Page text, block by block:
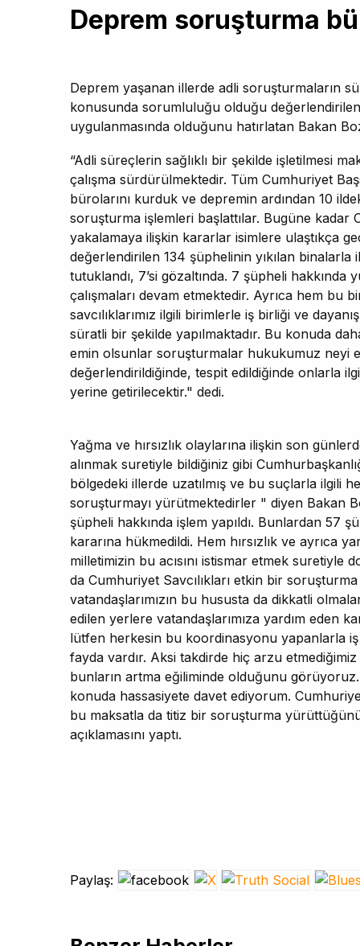
Deprem soruşturma
Deprem yaşanan illerde adli soruşturmaların
konusunda sorumluluğu olduğu
uygulanmasında olduğunu hatırlatan Bakan
“Adli süreçlerin sağlıklı bir şekilde işletilmesi
çalışma sürdürülmektedir. Tüm Cumhuriyet
bürolarını kurduk ve depremin ardından 10
soruşturma işlemleri başlattılar. Bugüne kadar
yakalamaya ilişkin kararlar isimlere ulaştıkça
değerlendirilen 134 şüphelinin yıkılan binalarla
tutuklandı, 7’si gözaltında. 7 şüpheli hakkında
çalışmaları devam etmektedir. Ayrıca hem bu
savcılıklarımız ilgili birimlerle iş birliği ve
süratli bir şekilde yapılmaktadır. Bu konuda
emin olsunlar soruşturmalar hukukumuz neyi
değerlendirildiğinde, tespit edildiğinde onlarla
yerine getirilecektir." dedi.
Yağma ve hırsızlık olaylarına ilişkin son
alınmak suretiyle bildiğiniz gibi
bölgedeki illerde uzatılmış ve bu suçlarla ilgili
soruşturmayı yürütmektedirler " diyen Bakan
şüpheli hakkında işlem yapıldı. Bunlardan 57
kararına hükmedildi. Hem hırsızlık ve ayrıca
milletimizin bu acısını istismar etmek suretiyle
da Cumhuriyet Savcılıkları etkin bir
vatandaşlarımızın bu hususta da dikkatli
edilen yerlere vatandaşlarımıza yardım eden
lütfen herkesin bu koordinasyonu yapanlarla iş
fayda vardır. Aksi takdirde hiç arzu
bunların artma eğiliminde olduğunu
konuda hassasiyete davet ediyorum.
bu maksatla da titiz bir soruşturma yürüttüğünü
açıklamasını yaptı.
Paylaş: